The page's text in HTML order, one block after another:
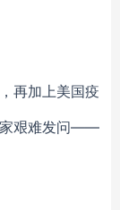
再加上美国疫
艰难发问——